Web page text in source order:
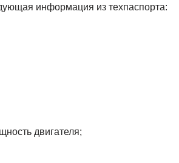
информация из техпаспорта:
двигателя;